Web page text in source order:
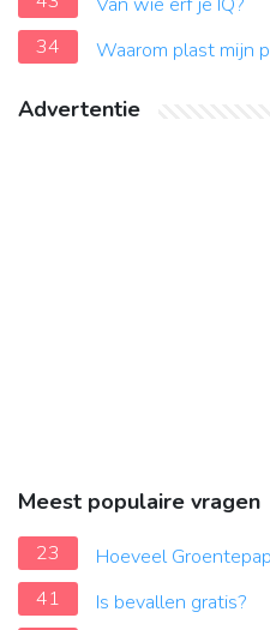
34
Waarom plast mijn
Advertentie
Meest populaire vragen
23
Hoeveel
41
Is bevallen gratis?